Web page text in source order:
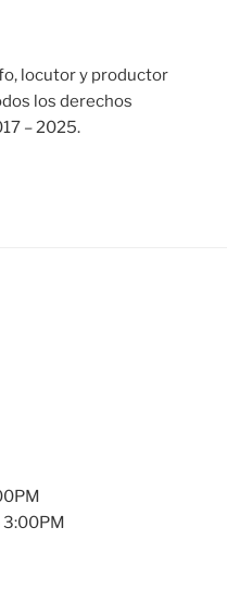
locutor y productor
los derechos
– 2025.
3:00PM